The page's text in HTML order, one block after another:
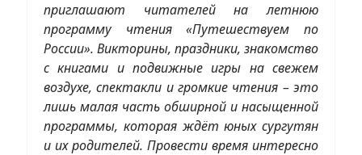
приглашают читателей на летнюю
программу чтения «Путешествуем по
России». Викторины, праздники, знакомство
с книгами и подвижные игры на свежем
воздухе, спектакли и громкие чтения – это
лишь малая часть обширной и насыщенной
программы, которая ждёт юных сургутян
и их родителей. Провести время интересно